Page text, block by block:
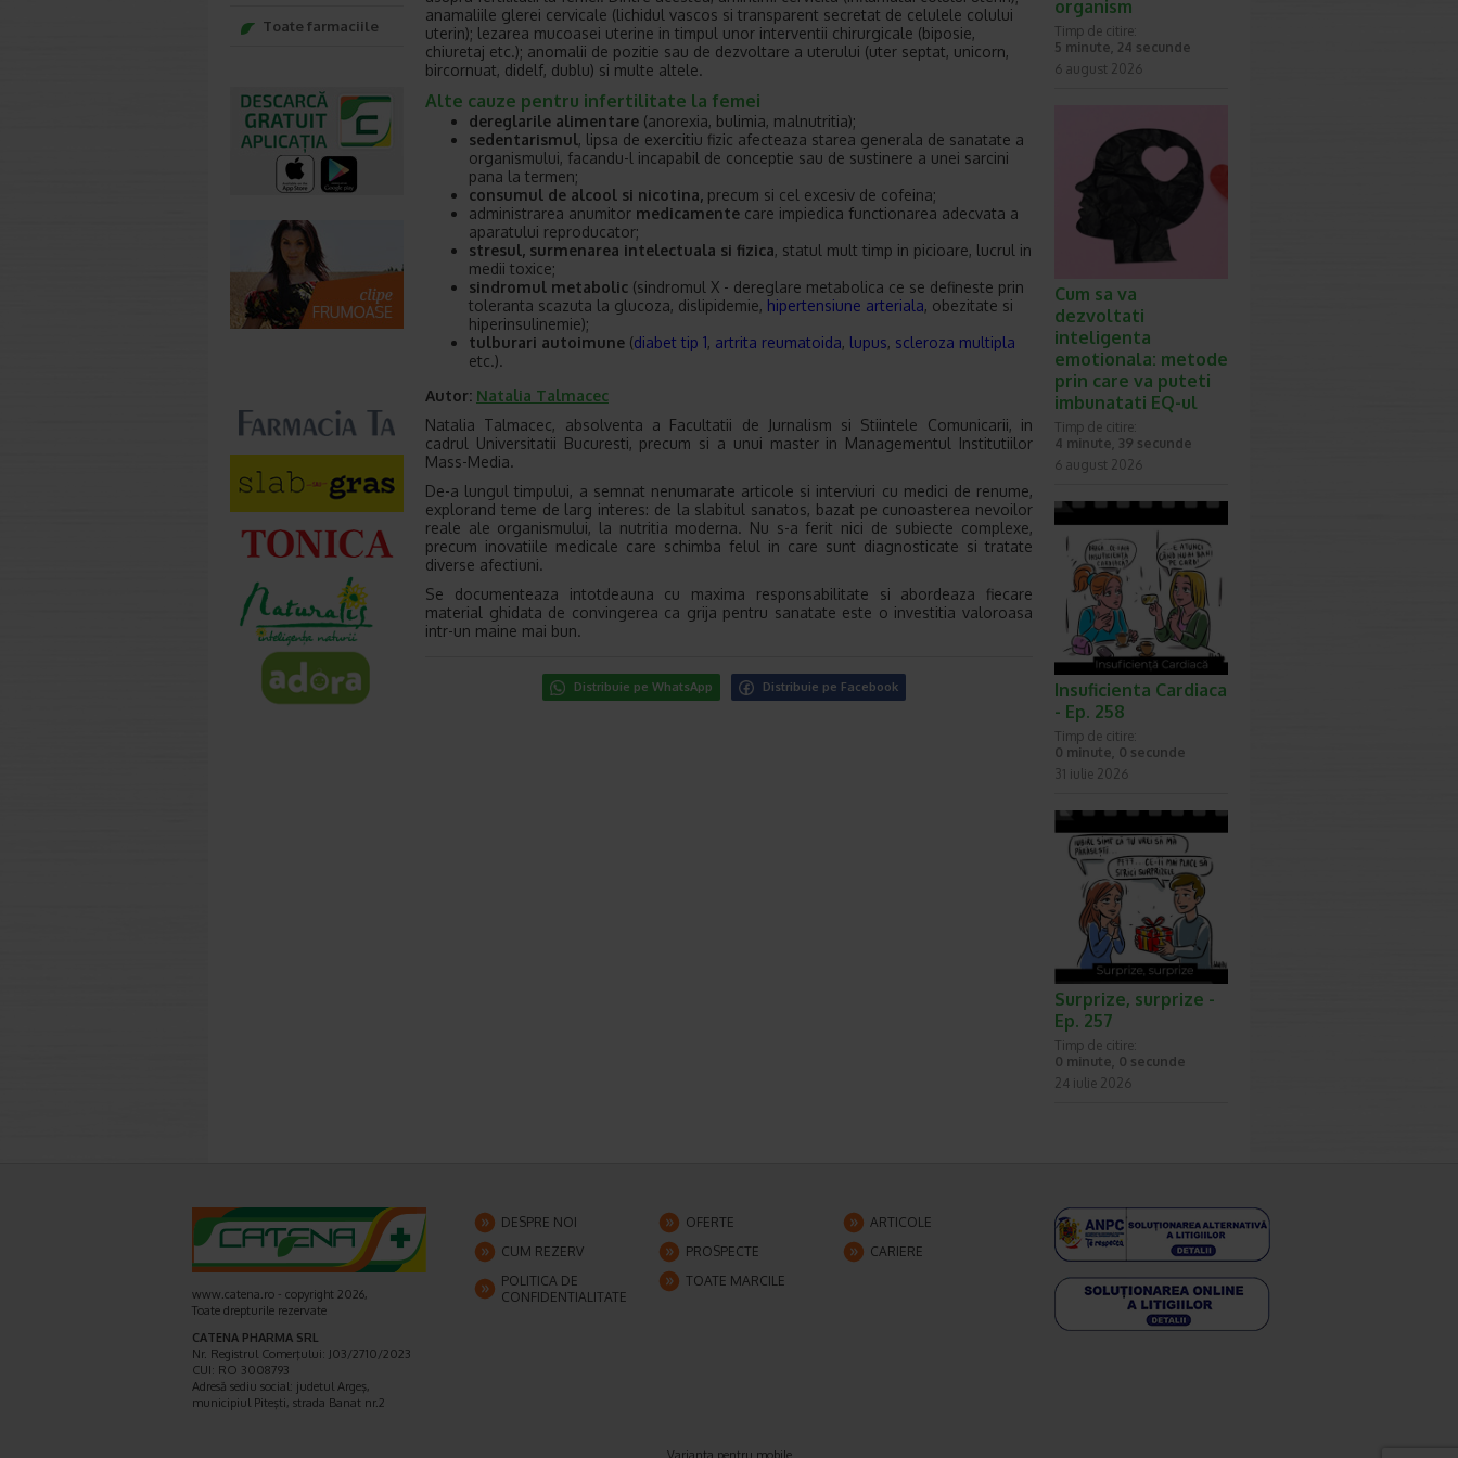
anamaliile glerei cervicale (lichidul vascos si transparent secretat de celulele colului
uterin); lezarea mucoasei uterine in timpul unor interventii chirurgicale (biposie,
chiuretaj etc.); anomalii de pozitie sau de dezvoltare a uterului (uter septat, unicorn,
bircornuat, didelf, dublu) si multe altele.
Alte cauze pentru infertilitate la femei
dereglarile alimentare (anorexia, bulimia, malnutritia);
sedentarismul, lipsa de exercitiu fizic afecteaza starea generala de sanatate a
organismului, facandu-l incapabil de conceptie sau de sustinere a unei sarcini
pana la termen;
consumul de alcool si nicotina, precum si cel excesiv de cofeina;
administrarea anumitor medicamente care impiedica functionarea adecvata a
aparatului reproducator;
stresul, surmenarea intelectuala si fizica, statul mult timp in picioare, lucrul in
medii toxice;
sindromul metabolic (sindromul X - dereglare metabolica ce se defineste prin
toleranta scazuta la glucoza, dislipidemie, hipertensiune arteriala, obezitate si
hiperinsulinemie);
tulburari autoimune (diabet tip 1, artrita reumatoida, lupus, scleroza multipla
etc.).
Autor: Natalia Talmacec
Natalia Talmacec, absolventa a Facultatii de Jurnalism si Stiintele Comunicarii, in
cadrul Universitatii Bucuresti, precum si a unui master in Managementul Institutiilor
Mass-Media.
De-a lungul timpului, a semnat nenumarate articole si interviuri cu medici de renume,
explorand teme de larg interes: de la slabitul sanatos, bazat pe cunoasterea nevoilor
reale ale organismului, la nutritia moderna. Nu s-a ferit nici de subiecte complexe,
precum inovatiile medicale care schimba felul in care sunt diagnosticate si tratate
diverse afectiuni.
Se documenteaza intotdeauna cu maxima responsabilitate si abordeaza fiecare
material ghidata de convingerea ca grija pentru sanatate este o investitia valoroasa
intr-un maine mai bun.
Distribuie pe WhatsApp Distribuie pe Facebook
Toate farmaciile
organism
Timp de citire:
5 minute, 24 secunde
6 august 2026
Cum sa va
dezvoltati
inteligenta
emotionala: metode
prin care va puteti
imbunatati EQ-ul
Timp de citire:
4 minute, 39 secunde
6 august 2026
Insuficienta Cardiaca
- Ep. 258
Timp de citire:
0 minute, 0 secunde
31 iulie 2026
Surprize, surprize -
Ep. 257
Timp de citire:
0 minute, 0 secunde
24 iulie 2026
www.catena.ro - copyright 2026,
Toate drepturile rezervate
CATENA PHARMA SRL
Nr. Registrul Comerţului: J03/2710/2023
CUI: RO 3008793
Adresă sediu social: judetul Argeş,
municipiul Piteşti, strada Banat nr.2
DESPRE NOI OFERTE
ARTICOLE
CUM REZERV
PROSPECTE
CARIERE
POLITICA DE
CONFIDENTIALITATE
TOATE MARCILE
Varianta pentru mobile